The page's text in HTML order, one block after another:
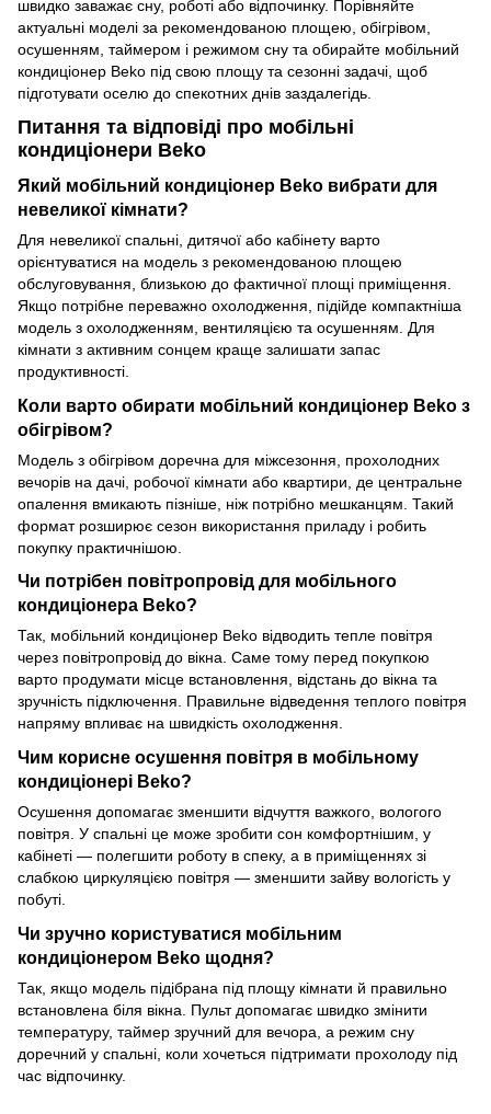
швидко заважає сну, роботі або відпочинку. Порівняйте
актуальні моделі за рекомендованою площею, обігрівом,
осушенням, таймером і режимом сну та обирайте мобільний
кондиціонер Beko під свою площу та сезонні задачі, щоб
підготувати оселю до спекотних днів заздалегідь.
Питання та відповіді про мобільні
кондиціонери Beko
Який мобільний кондиціонер Beko вибрати для
невеликої кімнати?
Для невеликої спальні, дитячої або кабінету варто
орієнтуватися на модель з рекомендованою площею
обслуговування, близькою до фактичної площі приміщення.
Якщо потрібне переважно охолодження, підійде компактніша
модель з охолодженням, вентиляцією та осушенням. Для
кімнати з активним сонцем краще залишати запас
продуктивності.
Коли варто обирати мобільний кондиціонер Beko з
обігрівом?
Модель з обігрівом доречна для міжсезоння, прохолодних
вечорів на дачі, робочої кімнати або квартири, де центральне
опалення вмикають пізніше, ніж потрібно мешканцям. Такий
формат розширює сезон використання приладу і робить
покупку практичнішою.
Чи потрібен повітропровід для мобільного
кондиціонера Beko?
Так, мобільний кондиціонер Beko відводить тепле повітря
через повітропровід до вікна. Саме тому перед покупкою
варто продумати місце встановлення, відстань до вікна та
зручність підключення. Правильне відведення теплого повітря
напряму впливає на швидкість охолодження.
Чим корисне осушення повітря в мобільному
кондиціонері Beko?
Осушення допомагає зменшити відчуття важкого, вологого
повітря. У спальні це може зробити сон комфортнішим, у
кабінеті — полегшити роботу в спеку, а в приміщеннях зі
слабкою циркуляцією повітря — зменшити зайву вологість у
побуті.
Чи зручно користуватися мобільним
кондиціонером Beko щодня?
Так, якщо модель підібрана під площу кімнати й правильно
встановлена біля вікна. Пульт допомагає швидко змінити
температуру, таймер зручний для вечора, а режим сну
доречний у спальні, коли хочеться підтримати прохолоду під
час відпочинку.